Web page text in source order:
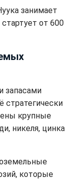
занимает
от 600
запасами
стратегически
крупные
никеля, цинка
которые